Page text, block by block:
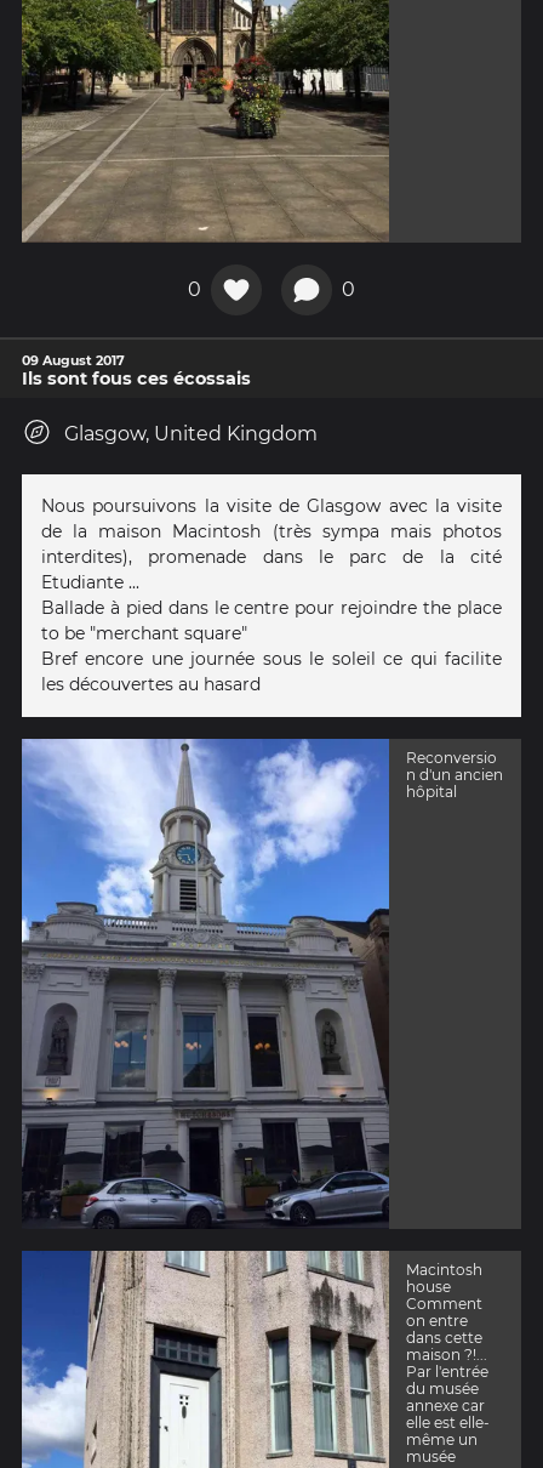
0 0
09 August 2017
Ils sont fous ces écossais
Glasgow, United Kingdom
Nous poursuivons la visite de Glasgow avec la visite
de la maison Macintosh (très sympa mais photos
interdites), promenade dans le parc de la cité
Etudiante ...
Ballade à pied dans le centre pour rejoindre the place
to be "merchant square"
Bref encore une journée sous le soleil ce qui facilite
les découvertes au hasard
Reconversio
n d'un ancien
hôpital
Macintosh
house
Comment
on entre
dans cette
maison ?!...
Par l'entrée
du musée
annexe car
elle est elle-
même un
musée